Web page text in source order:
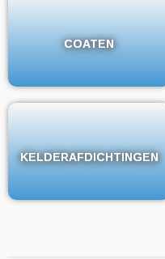
COATEN
COATEN
KELDERAFDICHTINGEN
KELDERAFDICHTINGEN